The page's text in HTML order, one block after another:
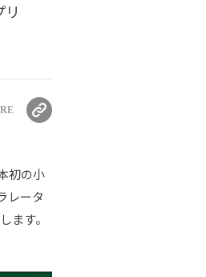
初の小
レータ
ます。